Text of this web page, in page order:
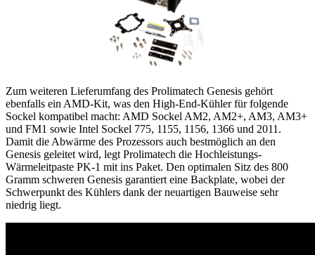
Zum weiteren Lieferumfang des Prolimatech Genesis gehört
ebenfalls ein AMD-Kit, was den High-End-Kühler für folgende
Sockel kompatibel macht: AMD Sockel AM2, AM2+, AM3, AM3+
und FM1 sowie Intel Sockel 775, 1155, 1156, 1366 und 2011.
Damit die Abwärme des Prozessors auch bestmöglich an den
Genesis geleitet wird, legt Prolimatech die Hochleistungs-
Wärmeleitpaste PK-1 mit ins Paket. Den optimalen Sitz des 800
Gramm schweren Genesis garantiert eine Backplate, wobei der
Schwerpunkt des Kühlers dank der neuartigen Bauweise sehr
niedrig liegt.